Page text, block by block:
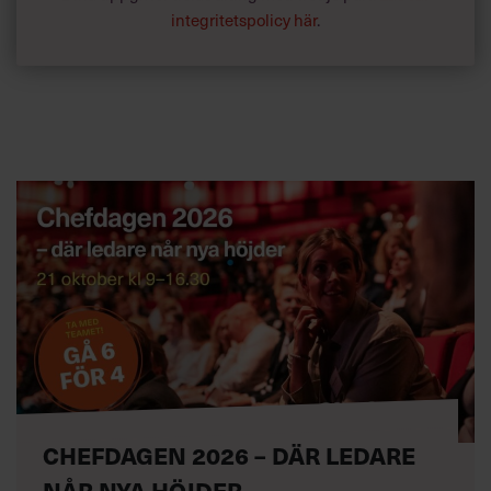
integritetspolicy här.
CHEFDAGEN 2026 – DÄR LEDARE